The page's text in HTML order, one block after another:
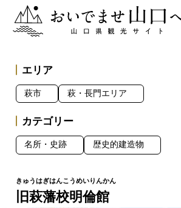
おいでませ山口へー山口県観光サイト
旧萩藩校明倫館
エリア
萩市 萩・長門エリア
カテゴリー
名所・史跡 歴史的建造物